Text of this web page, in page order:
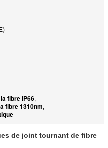
fibre IP66,
fibre 1310nm,
de joint tournant de fibre